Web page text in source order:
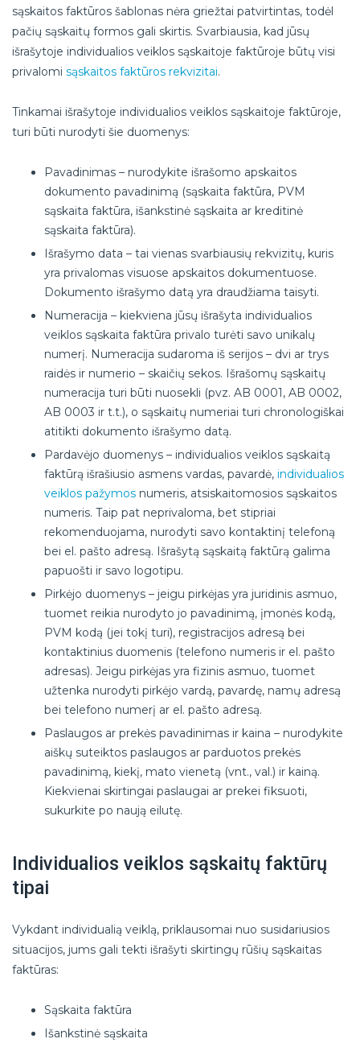
sąskaitos faktūros šablonas nėra griežtai patvirtintas, todėl
pačių sąskaitų formos gali skirtis. Svarbiausia, kad jūsų
išrašytoje individualios veiklos sąskaitoje faktūroje būtų visi
privalomi sąskaitos faktūros rekvizitai.
Tinkamai išrašytoje individualios veiklos sąskaitoje faktūroje,
turi būti nurodyti šie duomenys:
Pavadinimas – nurodykite išrašomo apskaitos
dokumento pavadinimą (sąskaita faktūra, PVM
sąskaita faktūra, išankstinė sąskaita ar kreditinė
sąskaita faktūra).
Išrašymo data – tai vienas svarbiausių rekvizitų, kuris
yra privalomas visuose apskaitos dokumentuose.
Dokumento išrašymo datą yra draudžiama taisyti.
Numeracija – kiekviena jūsų išrašyta individualios
veiklos sąskaita faktūra privalo turėti savo unikalų
numerį. Numeracija sudaroma iš serijos – dvi ar trys
raidės ir numerio – skaičių sekos. Išrašomų sąskaitų
numeracija turi būti nuosekli (pvz. AB 0001, AB 0002,
AB 0003 ir t.t.), o sąskaitų numeriai turi chronologiškai
atitikti dokumento išrašymo datą.
Pardavėjo duomenys – individualios veiklos sąskaitą
faktūrą išrašiusio asmens vardas, pavardė, individualios
veiklos pažymos numeris, atsiskaitomosios sąskaitos
numeris. Taip pat neprivaloma, bet stipriai
rekomenduojama, nurodyti savo kontaktinį telefoną
bei el. pašto adresą. Išrašytą sąskaitą faktūrą galima
papuošti ir savo logotipu.
Pirkėjo duomenys – jeigu pirkėjas yra juridinis asmuo,
tuomet reikia nurodyto jo pavadinimą, įmonės kodą,
PVM kodą (jei tokį turi), registracijos adresą bei
kontaktinius duomenis (telefono numeris ir el. pašto
adresas). Jeigu pirkėjas yra fizinis asmuo, tuomet
užtenka nurodyti pirkėjo vardą, pavardę, namų adresą
bei telefono numerį ar el. pašto adresą.
Paslaugos ar prekės pavadinimas ir kaina – nurodykite
aiškų suteiktos paslaugos ar parduotos prekės
pavadinimą, kiekį, mato vienetą (vnt., val.) ir kainą.
Kiekvienai skirtingai paslaugai ar prekei fiksuoti,
sukurkite po naują eilutę.
Individualios veiklos sąskaitų faktūrų
tipai
Vykdant individualią veiklą, priklausomai nuo susidariusios
situacijos, jums gali tekti išrašyti skirtingų rūšių sąskaitas
faktūras:
Sąskaita faktūra
Išankstinė sąskaita